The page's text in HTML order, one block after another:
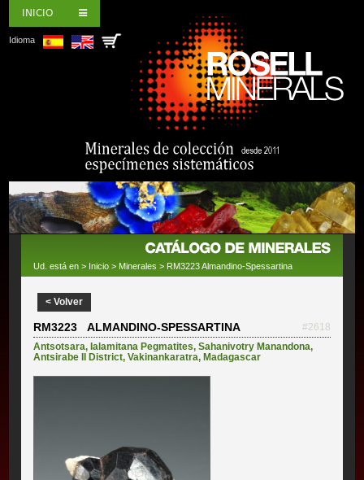
INICIO
Idioma
Ud. está en > Inicio > Minerales > RM3223 Almandino-Spessartina
< Volver
RM3223 ALMANDINO-SPESSARTINA
#2618
Antsotsara,Ialamitana Pegmatites,Sahanivotry Manandona,
Antsirabe II District,Vakinankaratra,Madagascar